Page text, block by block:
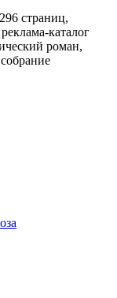
страниц,
каталог
роман,